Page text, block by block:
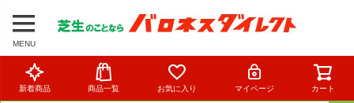
MENU
新着商品 商品一覧 お気に入り マイページ カート